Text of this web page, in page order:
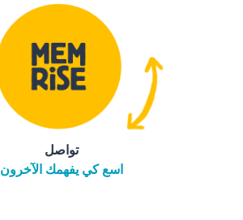
تواصل
اسع كي يفهمك الآخرون